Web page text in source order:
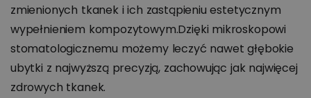
zmienionych tkanek i ich zastąpieniu estetycznym
wypełnieniem kompozytowym.Dzięki mikroskopowi
stomatologicznemu możemy leczyć nawet głębokie
ubytki z najwyższą precyzją, zachowując jak najwięcej
zdrowych tkanek.